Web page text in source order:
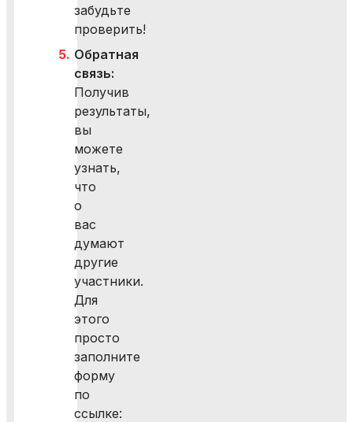
забудьте
проверить!
Обратная
связь:
Получив
результаты,
вы
можете
узнать,
что
о
вас
думают
другие
участники.
Для
этого
просто
заполните
форму
по
ссылке: